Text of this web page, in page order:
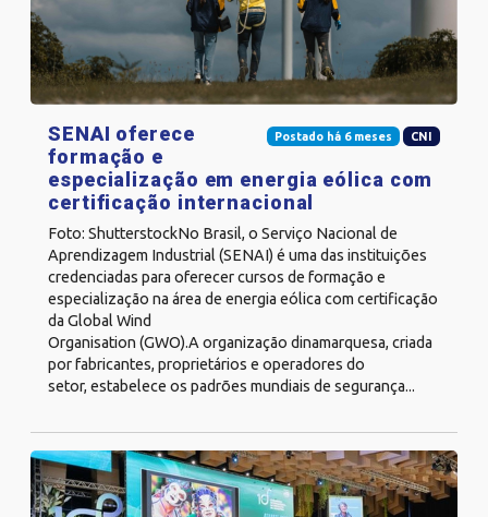
Postado há 6 meses CNI
SENAI oferece
formação e
especialização em energia eólica com
certificação internacional
Foto: ShutterstockNo Brasil, o Serviço Nacional de
Aprendizagem Industrial (SENAI) é uma das instituições
credenciadas para oferecer cursos de formação e
especialização na área de energia eólica com certificação
da Global Wind
Organisation (GWO).A organização dinamarquesa, criada
por fabricantes, proprietários e operadores do
setor, estabelece os padrões mundiais de segurança...